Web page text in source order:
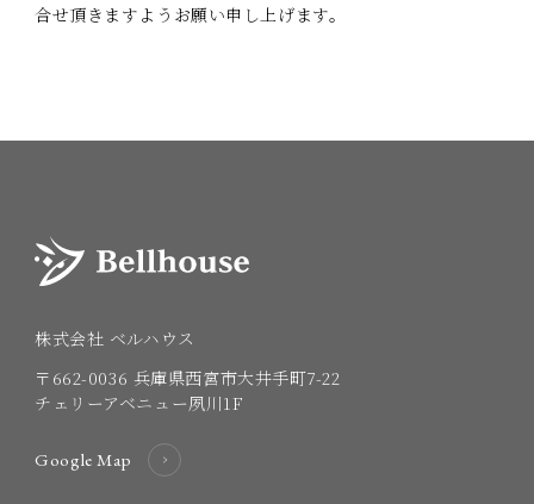
合せ頂きますようお願い申し上げます。
株式会社 ベルハウス
〒662-0036 兵庫県西宮市大井手町7-22
チェリーアベニュー夙川1F
Google Map